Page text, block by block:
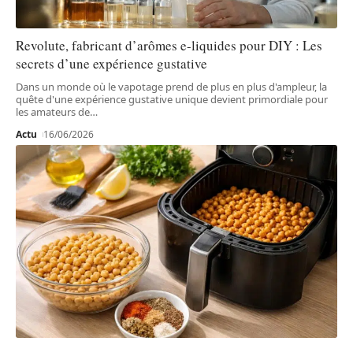
Revolute, fabricant d’arômes e-liquides pour DIY : Les
secrets d’une expérience gustative
Dans un monde où le vapotage prend de plus en plus d'ampleur, la
quête d'une expérience gustative unique devient primordiale pour
les amateurs de…
Actu 16/06/2026